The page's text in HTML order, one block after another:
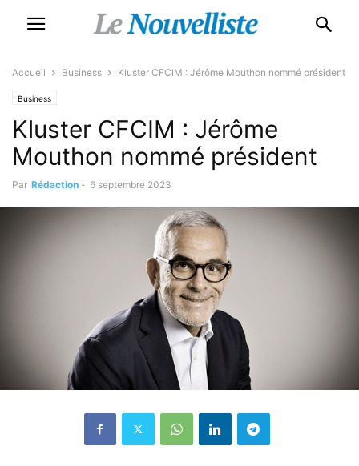
Accueil Business Kluster CFCIM : Jérôme Mouthon nommé président
Business
Kluster CFCIM : Jérôme
Mouthon nommé président
Par Rédaction - 6 septembre 2023